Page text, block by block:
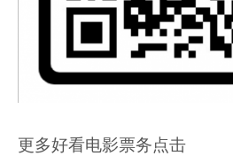
更多好看电影票务点击